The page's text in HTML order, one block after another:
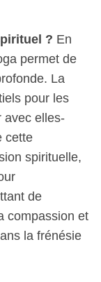
? En
permet de
La
pour les
avec elles-
cette
spirituelle,
de
compassion et
la frénésie